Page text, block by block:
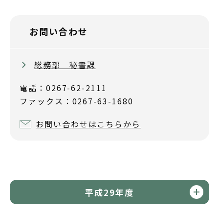
お問い合わせ
総務部 秘書課
電話：0267-62-2111
ファックス：0267-63-1680
お問い合わせはこちらから
平成29年度